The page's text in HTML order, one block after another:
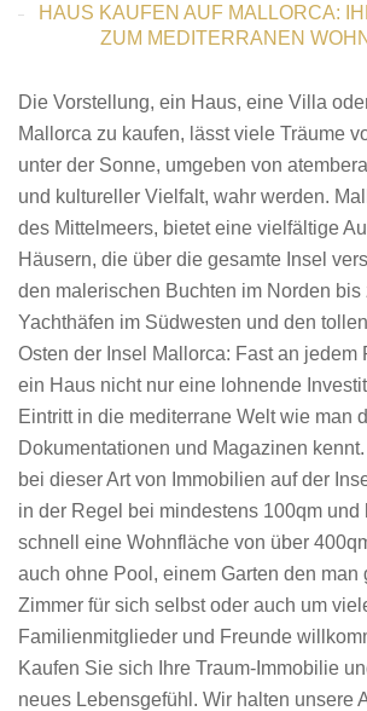
HAUS KAUFEN AUF MALLORCA:
ZUM MEDITERRANEN
Die Vorstellung, ein Haus, eine Villa
Mallorca zu kaufen, lässt viele Träume
unter der Sonne, umgeben von
und kultureller Vielfalt, wahr werden.
des Mittelmeers, bietet eine vielfältige
Häusern, die über die gesamte Insel
den malerischen Buchten im Norden
Yachthäfen im Südwesten und den
Osten der Insel Mallorca: Fast an jedem
ein Haus nicht nur eine lohnende
Eintritt in die mediterrane Welt wie man
Dokumentationen und Magazinen
bei dieser Art von Immobilien auf der
in der Regel bei mindestens 100qm und
schnell eine Wohnfläche von über
auch ohne Pool, einem Garten den man
Zimmer für sich selbst oder auch um
Familienmitglieder und Freunde
Kaufen Sie sich Ihre Traum-Immobilie
neues Lebensgefühl. Wir halten unsere